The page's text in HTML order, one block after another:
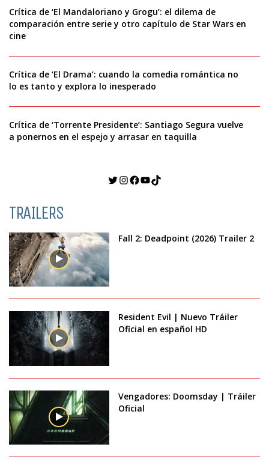
Crítica de ‘El Mandaloriano y Grogu’: el dilema de
comparación entre serie y otro capítulo de Star Wars en
cine
Crítica de ‘El Drama’: cuando la comedia romántica no
lo es tanto y explora lo inesperado
Crítica de ‘Torrente Presidente’: Santiago Segura vuelve
a ponernos en el espejo y arrasar en taquilla
Twitter
Instagram
Facebook
YouTube
TikTok
TRAILERS
Fall 2: Deadpoint (2026) Trailer 2
Resident Evil | Nuevo Tráiler
Oficial en español HD
Vengadores: Doomsday | Tráiler
Oficial